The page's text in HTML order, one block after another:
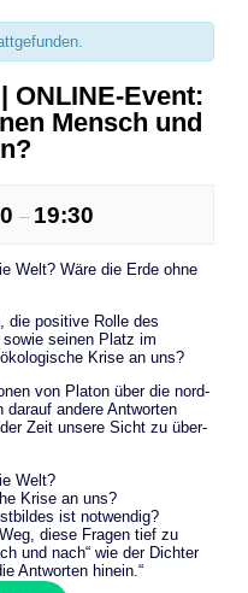
ONLINE-Event:
Mensch und
– 19:30
Welt? Wäre die Erde ohne
die positive Rolle des
seinen Platz im
Krise an uns?
von Platon über die nord-
andere Antworten
Zeit unsere Sicht zu über-
Welt?
Krise an uns?
ist notwendig?
diese Fragen tief zu
und nach“ wie der Dichter
Antworten hinein.“